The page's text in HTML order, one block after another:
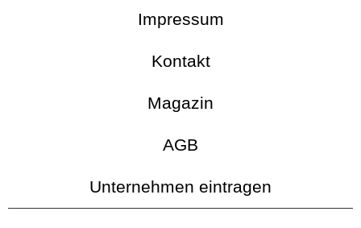
Impressum
Kontakt
Magazin
AGB
Unternehmen eintragen